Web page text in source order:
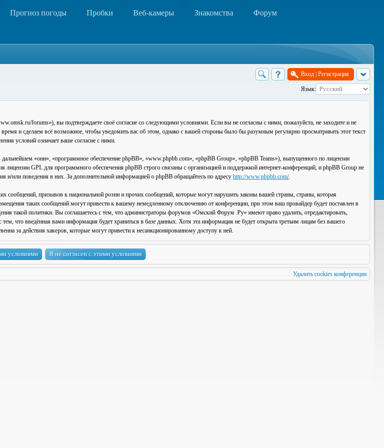
Прогноз погоды Пробки Веб-камеры Знакомства Форум
Вход Регистрация
Язык:
forums»), вы подтверждаете своё согласие со следующими условиями. Если вы не согласны с ними, пожалуйста, не заходите и не
и сделаем всё возможное, чтобы уведомить вас об этом, однако с вашей стороны было бы разумным регулярно просматривать этот текст
условий означает ваше согласие с ними.
«они», «программное обеспечение phpBB», «www.phpbb.com», «phpBB Group», «phpBB Teams»), выпущенного по лицензии
лицензии GPL для программного обеспечения phpBB строго связаны с организацией и поддержкой интернет-конференций, и phpBB Group не
и/или поведения в них. За дополнительной информацией о phpBB обращайтесь по адресу http://www.phpbb.com/.
сообщений, призывов к национальной розни и прочих сообщений, которые могут нарушить законы вашей страны, страны, которая
таких сообщений могут привести к вашему немедленному отключению от конференции, при этом ваш провайдер будет поставлен в
такой политики. Вы соглашаетесь с тем, что администраторы форумов «Омский Форум .Ру» имеют право удалить, отредактировать,
что введённая вами информация будет храниться в базе данных. Хотя эта информация не будет открыта третьим лицам без вашего
за действия хакеров, которые могут привести к несанкционированному доступу к ней.
Удалить cookies конференции